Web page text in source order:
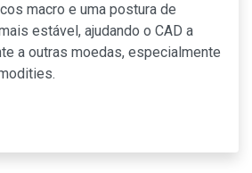
macro e uma postura de
estável, ajudando o CAD a
a outras moedas, especialmente